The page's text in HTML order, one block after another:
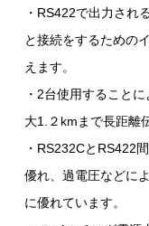
・RS422で出力され
と接続をするための
えます。
・2台使用すること
大1.２kmまで長距離
・RS232CとRS422
優れ、過電圧などに
に優れています。